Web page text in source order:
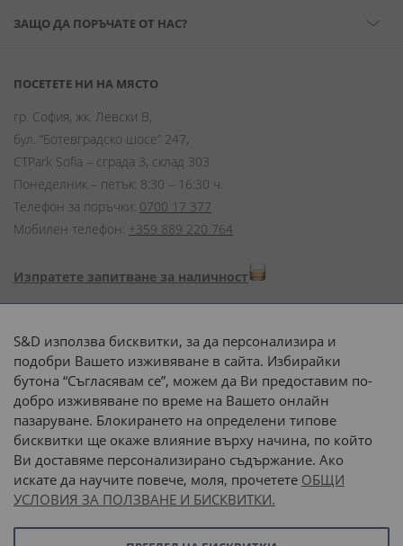
ЗАЩО ДА ПОРЪЧАТЕ ОТ НАС?
ПОСЕТЕТЕ НИ НА МЯСТО
гр. София, жк. Левски В,
бул. “Ботевградско шосе” 247,
CTPark Sofia – сграда 3, склад 303
Понеделник – петък: 8:30 – 16:30 ч.
Телефон за поръчки: 0700 17 377
Мобилен телефон: +359 889 220 764
Изпратете запитване за наличност
Начини на плащане:
Доставка до адрес с:
или
наш транспорт
S&D използва бисквитки, за да персонализира и
подобри Вашето изживяване в сайта. Избирайки
бутона “Съгласявам се”, можем да Ви предоставим по-
добро изживяване по време на Вашето онлайн
пазаруване. Блокирането на определени типове
бисквитки ще окаже влияние върху начина, по който
Ви доставяме персонализирано съдържание. Ако
искате да научите повече, моля, прочетете ОБЩИ
УСЛОВИЯ ЗА ПОЛЗВАНЕ И БИСКВИТКИ.